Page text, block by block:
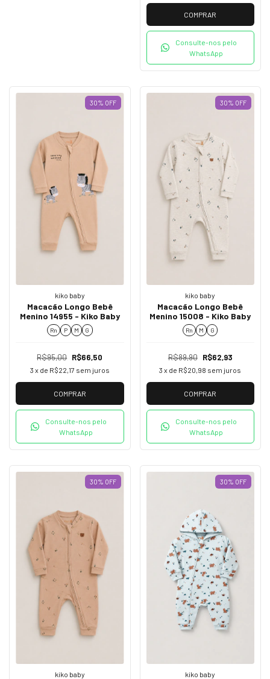
COMPRAR
Consulte-nos pelo
WhatsApp
30% OFF
kiko baby
Macacão Longo Bebê
Menino 14955 - Kiko Baby
Rn P M G
R$95,00 R$66,50
3 x de R$22,17 sem juros
COMPRAR
Consulte-nos pelo
WhatsApp
30% OFF
kiko baby
Macacão Longo Bebê
Menino 15008 - Kiko Baby
Rn M G
R$89,90 R$62,93
3 x de R$20,98 sem juros
COMPRAR
Consulte-nos pelo
WhatsApp
30% OFF
kiko baby
30% OFF
kiko baby